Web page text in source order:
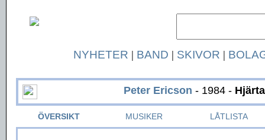
NYHETER | BAND | SKIVOR |
Peter Ericson - 1984 -
ÖVERSIKT MUSIKER LÅTLISTA